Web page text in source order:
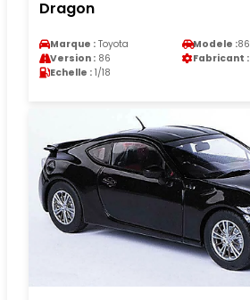
Dragon
Marque : Toyota Modele :86
Version : 86 Fabricant :
Echelle : 1/18